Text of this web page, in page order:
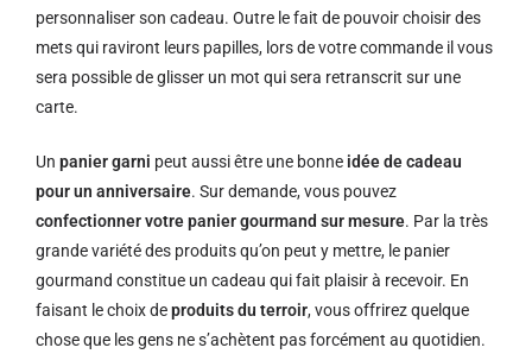
personnaliser son cadeau. Outre le fait de pouvoir choisir des
mets qui raviront leurs papilles, lors de votre commande il vous
sera possible de glisser un mot qui sera retranscrit sur une
carte.
Un panier garni peut aussi être une bonne idée de cadeau
pour un anniversaire. Sur demande, vous pouvez
confectionner votre panier gourmand sur mesure. Par la très
grande variété des produits qu’on peut y mettre, le panier
gourmand constitue un cadeau qui fait plaisir à recevoir. En
faisant le choix deproduits du terroir, vous offrirez quelque
chose que les gens ne s’achètent pas forcément au quotidien.